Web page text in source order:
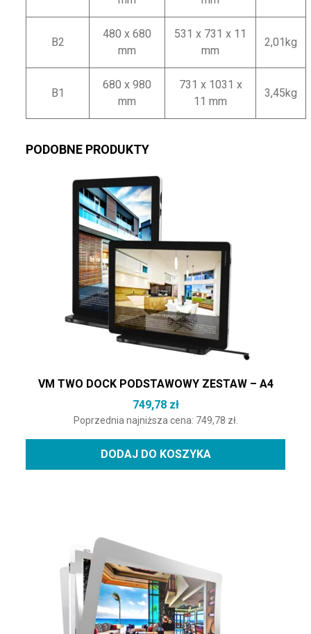
B2
480 x 680
mm
531 x 731 x 11
mm
2,01kg
B1
680 x 980
mm
731 x 1031 x
11 mm
3,45kg
PODOBNE PRODUKTY
VM TWO DOCK PODSTAWOWY ZESTAW – A4
749,78 zł
Poprzednia najniższa cena: 749,78 zł.
DODAJ DO KOSZYKA